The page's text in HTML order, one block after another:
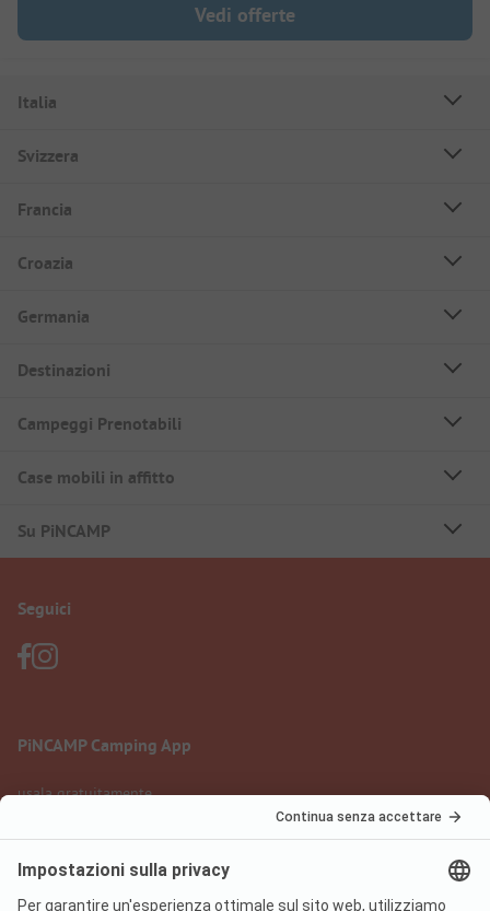
Vedi offerte
Italia
Svizzera
Francia
Croazia
Germania
Destinazioni
Campeggi Prenotabili
Case mobili in affitto
Su PiNCAMP
Seguici
PiNCAMP Camping App
usala gratuitamente